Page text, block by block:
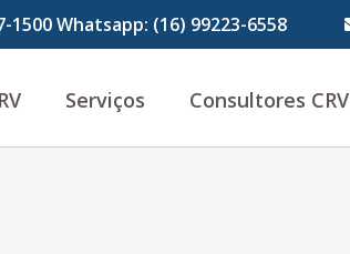
Whatsapp: (16) 99223-6558 ⠀
Serviços Consultores CRV